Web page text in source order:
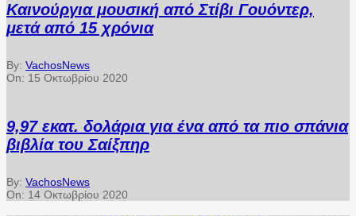
Καινούργια μουσική από Στίβι Γουόντερ,
μετά από 15 χρόνια
By: VachosNews
On: 15 Οκτωβρίου 2020
9,97 εκατ. δολάρια για ένα από τα πιο σπάνια
βιβλία του Σαίξπηρ
By: VachosNews
On: 14 Οκτωβρίου 2020